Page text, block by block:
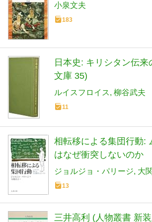
小泉文夫
183
日本史: キリシタン伝
文庫 35)
ルイスフロイス 柳谷武夫
11
相転移による集団行動:
はなぜ衝突しないのか
ジョルジョ・パリージ 大
13
三井高利 (人物叢書 新